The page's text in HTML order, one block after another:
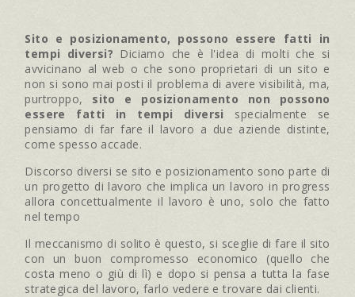
Sito e posizionamento, possono essere fatti in
tempi diversi? Diciamo che è l'idea di molti che si
avvicinano al web o che sono proprietari di un sito e
non si sono mai posti il problema di avere visibilità, ma,
purtroppo, sito e posizionamento non possono
essere fatti in tempi diversi specialmente se
pensiamo di far fare il lavoro a due aziende distinte,
come spesso accade.
Discorso diversi se sito e posizionamento sono parte di
un progetto di lavoro che implica un lavoro in progress
allora concettualmente il lavoro è uno, solo che fatto
nel tempo
Il meccanismo di solito è questo, si sceglie di fare il sito
con un buon compromesso economico (quello che
costa meno o giù di lì) e dopo si pensa a tutta la fase
strategica del lavoro, farlo vedere e trovare dai clienti.